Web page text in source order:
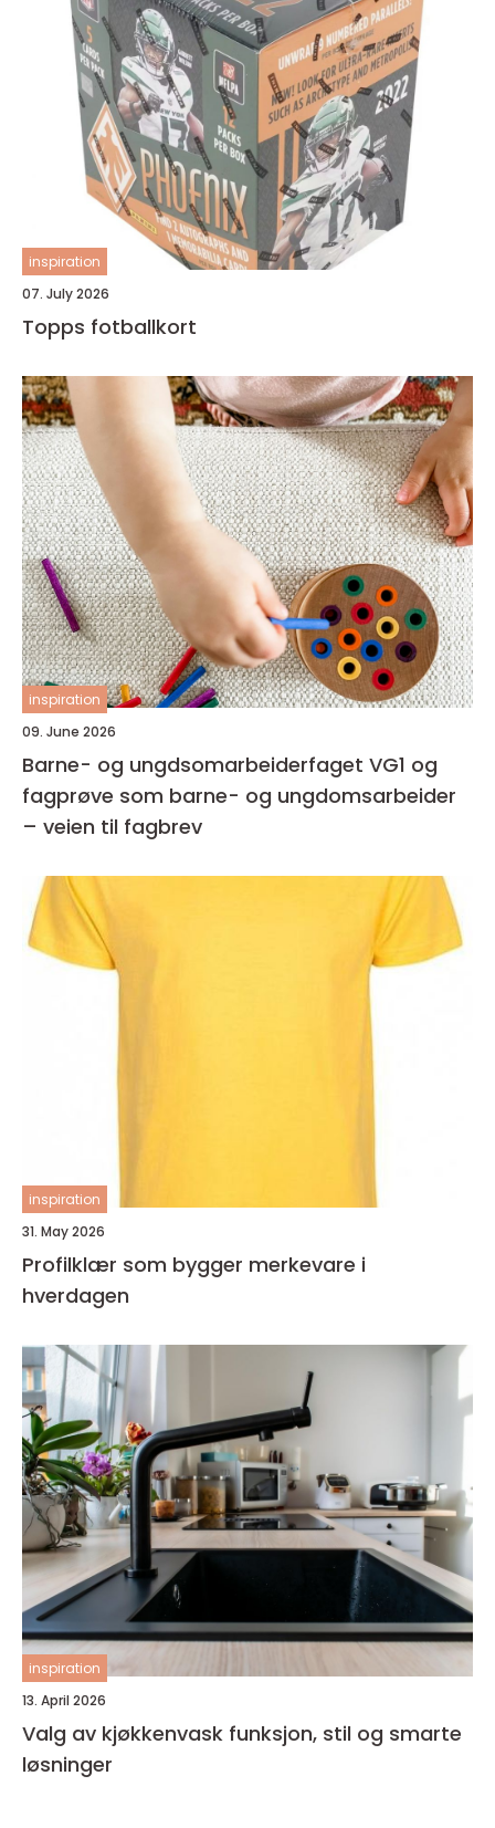
inspiration
07. July 2026
Topps fotballkort
inspiration
09. June 2026
Barne- og ungdsomarbeiderfaget VG1 og
fagprøve som barne- og ungdomsarbeider
– veien til fagbrev
inspiration
31. May 2026
Profilklær som bygger merkevare i
hverdagen
inspiration
13. April 2026
Valg av kjøkkenvask funksjon, stil og smarte
løsninger